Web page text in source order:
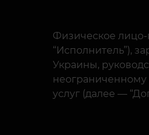
Физическое
“Исполнитель”),
Украины,
неограниченному
услуг (далее —